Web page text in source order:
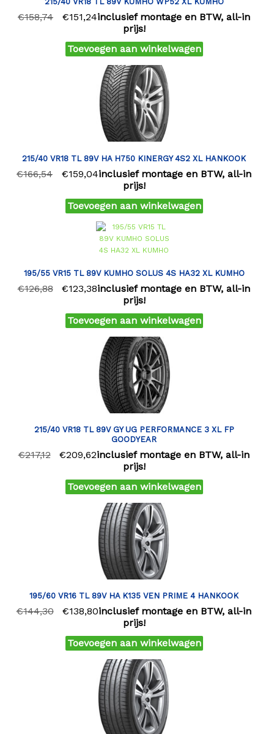
€158,74 €151,24inclusief montage en BTW, all-in
prijs!
Toevoegen aan winkelwagen
215/40 VR18 TL 89V HA H750 KINERGY 4S2 XL HANKOOK
€166,54 €159,04inclusief montage en BTW, all-in
prijs!
Toevoegen aan winkelwagen
195/55 VR15 TL 89V KUMHO SOLUS 4S HA32 XL KUMHO
€126,88 €123,38inclusief montage en BTW, all-in
prijs!
Toevoegen aan winkelwagen
215/40 VR18 TL 89V GY UG PERFORMANCE 3 XL FP
GOODYEAR
€217,12 €209,62inclusief montage en BTW, all-in
prijs!
Toevoegen aan winkelwagen
195/60 VR16 TL 89V HA K135 VEN PRIME 4 HANKOOK
€144,30 €138,80inclusief montage en BTW, all-in
prijs!
Toevoegen aan winkelwagen